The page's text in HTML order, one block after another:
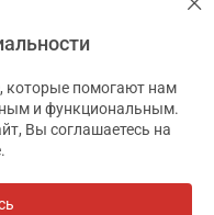
С ВРАЧОМ
43631965.
которые помогают нам
и функциональным.
Вы соглашаетесь на
✕